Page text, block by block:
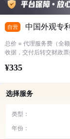
自营 中国外观专
总价 = 代理服务费（全
收据，交付后转交财政票
¥335
选择服务
类型：
年份：